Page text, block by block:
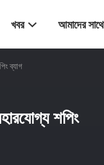
খবর আমাদের
ব্যাগ
শপিং